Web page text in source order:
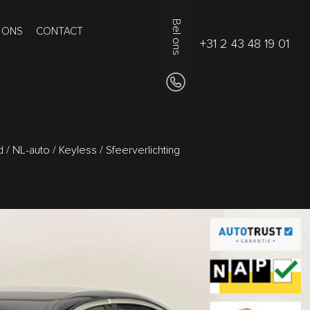
CONTACT Bel ons +31 2 43 48 19 01
NL-auto / Keyless / Sfeerverlichting